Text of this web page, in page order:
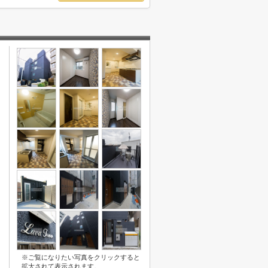
※ご覧になりたい写真をクリックすると
拡大されて表示されます。